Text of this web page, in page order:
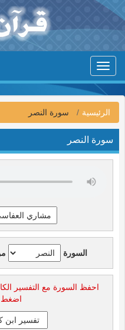
Toggle
navigation
الرئيسية سورة النصر
سورة النصر
السورة
احفظ السورة مع التفسير